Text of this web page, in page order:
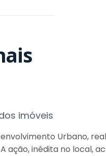
imóveis
Urbano,
inédita no local,